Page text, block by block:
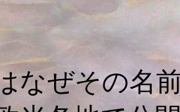
なぜその名